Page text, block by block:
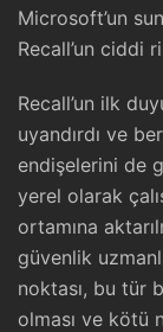
Microsoft’un
Recall’un ciddi
Recall’un ilk
uyandırdı ve
endişelerini de
yerel olarak
ortamına
güvenlik
noktası, bu tür
olması ve kötü